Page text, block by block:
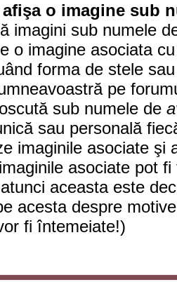
o imagine sub
imagini sub numele
o imagine asociata
forma de stele
pe
sub numele de
sau personală
imaginile asociate şi
asociate pot
aceasta este
acesta despre
fi întemeiate!)